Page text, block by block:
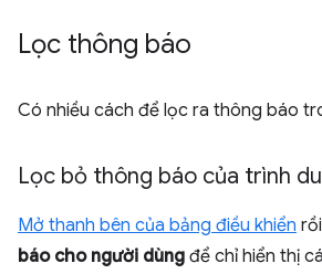
Lọc thông báo
Có nhiều cách để lọc ra thông báo
Lọc bỏ thông báo của trình
Mở thanh bên của bảng điều khiển
báo cho người dùng để chỉ hiển thị